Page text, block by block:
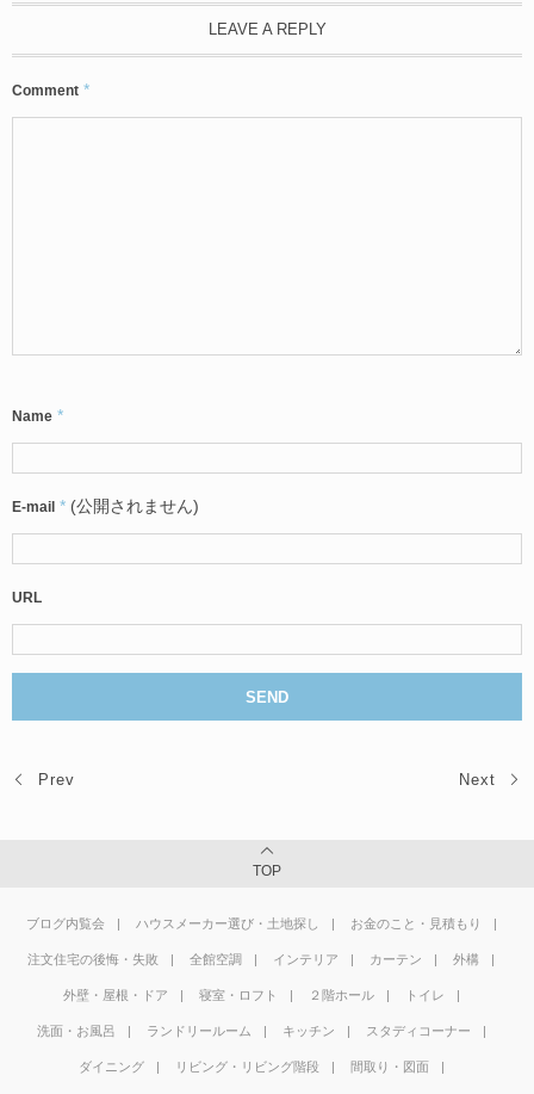
LEAVE A REPLY
Comment *
Name *
E-mail * (公開されません)
URL
Prev Next
TOP
ブログ内覧会 ハウスメーカー選び・土地探し お金のこと・見積もり
注文住宅の後悔・失敗 全館空調 インテリア カーテン 外構
外壁・屋根・ドア 寝室・ロフト ２階ホール トイレ
洗面・お風呂 ランドリールーム キッチン スタディコーナー
ダイニング リビング・リビング階段 間取り・図面